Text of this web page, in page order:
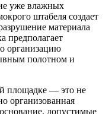
уже влажных
штабеля создает
материала
предполагает
организацию
полотном и
площадке — это не
организованная
допустимые